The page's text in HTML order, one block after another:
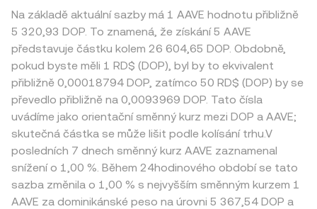
Na základě aktuální sazby má 1 AAVE hodnotu přibližně
5 320,93 DOP. To znamená, že získání 5 AAVE
představuje částku kolem 26 604,65 DOP. Obdobně,
pokud byste měli 1 RD$ (DOP), byl by to ekvivalent
přibližně 0,00018794 DOP, zatímco 50 RD$ (DOP) by se
převedlo přibližně na 0,0093969 DOP. Tato čísla
uvádíme jako orientační směnný kurz mezi DOP a AAVE;
skutečná částka se může lišit podle kolísání trhu.V
posledních 7 dnech směnný kurz AAVE zaznamenal
snížení o 1,00 %. Během 24hodinového období se tato
sazba změnila o 1,00 % s nejvyšším směnným kurzem 1
AAVE za dominikánské peso na úrovni 5 367,54 DOP a